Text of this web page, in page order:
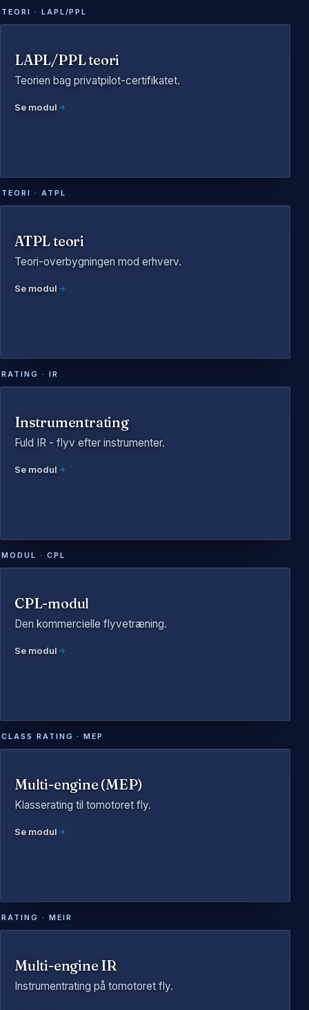
TEORI · LAPL/PPL
LAPL/PPL teori
Teorien bag privatpilot-certifikatet.
Se modul
TEORI · ATPL
ATPL teori
Teori-overbygningen mod erhverv.
Se modul
RATING · IR
Instrumentrating
Fuld IR - flyv efter instrumenter.
Se modul
MODUL · CPL
CPL-modul
Den kommercielle flyvetræning.
Se modul
CLASS RATING · MEP
Multi-engine (MEP)
Klasserating til tomotoret fly.
Se modul
RATING · MEIR
Multi-engine IR
Instrumentrating på tomotoret fly.